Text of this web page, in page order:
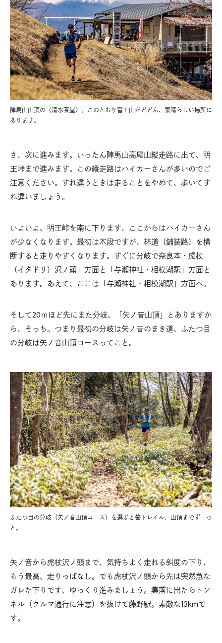
陣馬山山頂の〈清水茶屋〉、このとおり富士山がどどん、素晴らしい場所に
あります。
さ、次に進みます。いったん陣馬山高尾山縦走路に出て、明
王峠まで進みます。この縦走路はハイカーさんが多いのでご
注意ください。すれ違うときは走ることをやめて、歩いてす
れ違いましょう。
いよいよ、明王峠を南に下ります、ここからはハイカーさん
が少なくなります。最初は木段ですが、林道（舗装路）を横
断すると走りやすくなります。すぐに分岐で奈良本・虎杖
（イタドリ）沢ノ頭」方面と「与瀬神社・相模湖駅」方面と
あります。あえて、ここは「与瀬神社・相模湖駅」方面へ。
そして20ｍほど先にまた分岐、「矢ノ音山頂」とありますか
ら、そっち。つまり最初の分岐は矢ノ音のまき道、ふたつ目
の分岐は矢ノ音山頂コースってこと。
ふたつ目の分岐（矢ノ音山頂コース）を選ぶと笹トレイル、山頂までずーっ
と。
矢ノ音から虎杖沢ノ頭まで、気持ちよく走れる斜度の下り、
もう最高、走りっぱなし。でも虎杖沢ノ頭から先は突然急な
ガレた下りです、ゆっくり進みましょう。集落に出たらトン
ネル（クルマ通行に注意）を抜けて藤野駅。素敵な13kmで
す。